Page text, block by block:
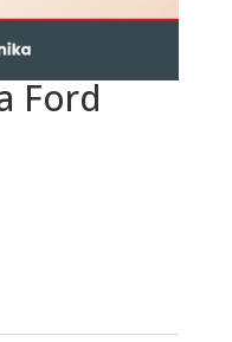
Ford